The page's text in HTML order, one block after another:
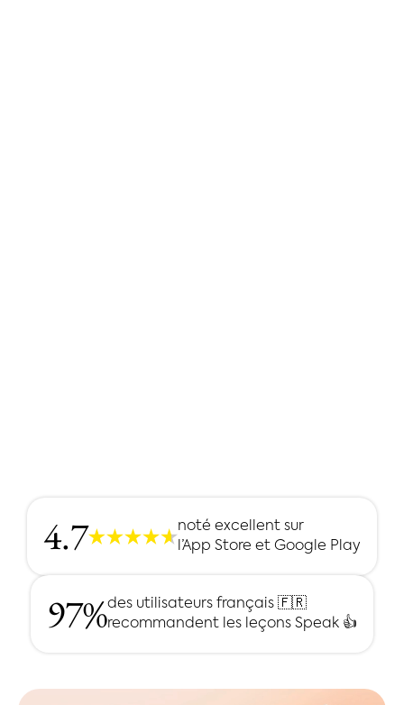
4.7
noté excellent sur
l’App Store et Google Play
97%des utilisateurs français 🇫🇷
recommandent les leçons Speak 👍